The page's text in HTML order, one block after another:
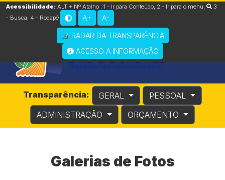
Acessibilidade: ALT + Nº Atalho : 1 - Ir para Conteúdo, 2 - Ir para o menu,
3
- Busca 4 - Rodapé A+ A-
RADAR DA TRANSPARÊNCIA
ACESSO A INFORMAÇÃO
Transparência: GERAL
PESSOAL
ADMINISTRAÇÃO
ORÇAMENTO
Galerias de Fotos